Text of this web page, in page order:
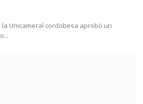
la Unicameral cordobesa aprobó un